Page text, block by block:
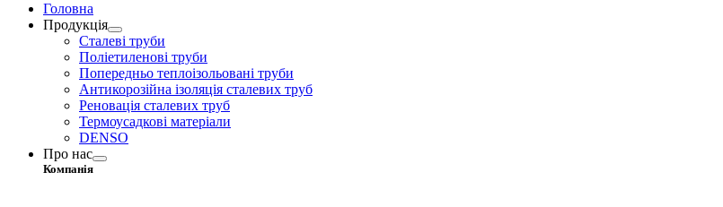
Головна
Продукція
Сталеві труби
Поліетиленові труби
Попередньо теплоізольовані труби
Антикорозійна ізоляція сталевих труб
Реновація сталевих труб
Термоусадкові матеріали
DENSO
Про нас
Компанія